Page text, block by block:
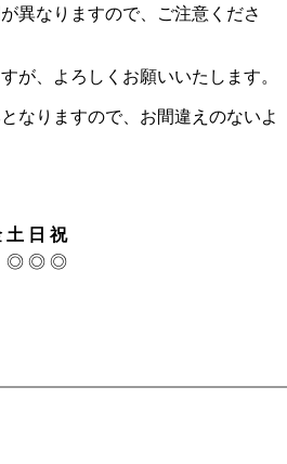
異なりますので、ご注意くださ
が、よろしくお願いいたします。
なりますので、お間違えのないよ
土 日 祝
◎ ◎ ◎